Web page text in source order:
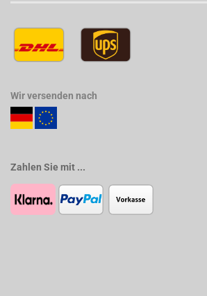
Wir versenden nach
Zahlen Sie mit ...